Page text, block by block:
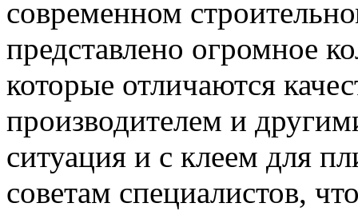
современном
представлено огромное
которые отличаются
производителем и
ситуация и с клеем для
советам специалистов,